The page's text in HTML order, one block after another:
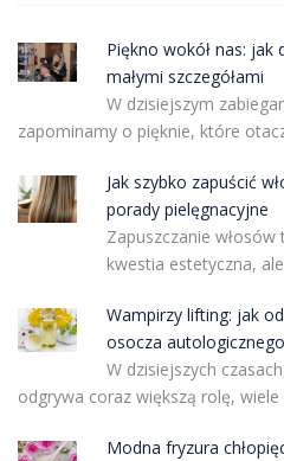
Piękno wokół nas: jak
małymi szczegółami
W dzisiejszym
zapominamy o pięknie, które
Jak szybko zapuścić
porady pielęgnacyjne
Zapuszczanie
kwestia estetyczna,
Wampirzy lifting: jak
osocza
W dzisiejszych
odgrywa coraz większą rolę,
Modna fryzura